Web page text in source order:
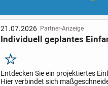
21.07.2026 Partner-Anzeige
Individuell geplantes
Merken
Entdecken Sie ein projektiertes
Hier verbindet sich